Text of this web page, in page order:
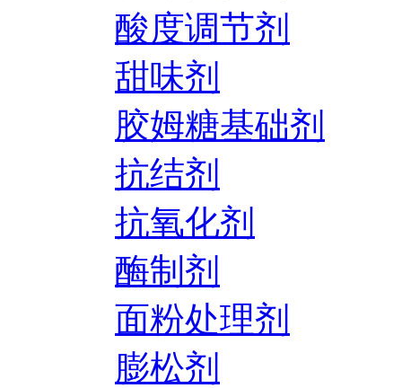
酸度调节剂
甜味剂
胶姆糖基础剂
抗结剂
抗氧化剂
酶制剂
面粉处理剂
膨松剂